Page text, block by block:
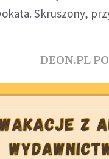
Skruszony,
DEON.PL